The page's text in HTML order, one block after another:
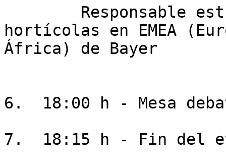
hortícolas en EMEA
África) de Bayer
6.  18:00 h - Mesa
7.  18:15 h - Fin del